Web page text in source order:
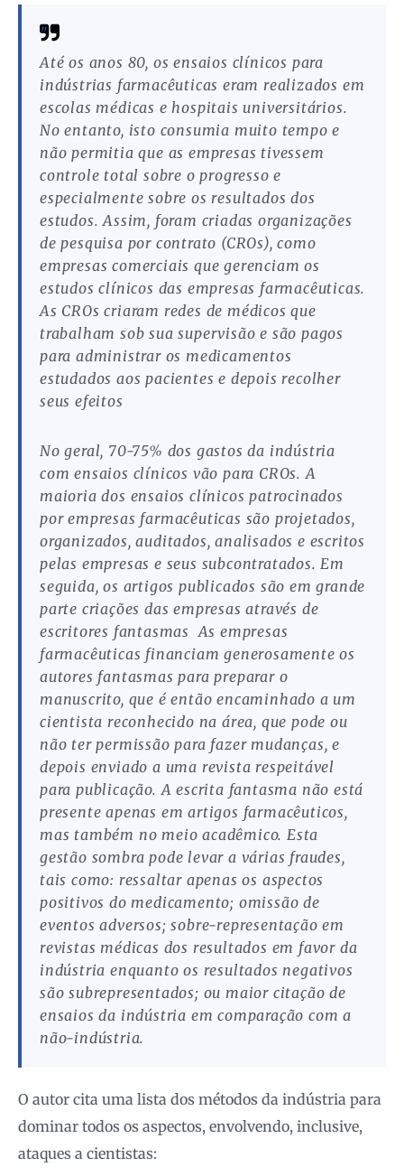
Até os anos 80, os ensaios clínicos para
indústrias farmacêuticas eram realizados em
escolas médicas e hospitais universitários.
No entanto, isto consumia muito tempo e
não permitia que as empresas tivessem
controle total sobre o progresso e
especialmente sobre os resultados dos
estudos. Assim, foram criadas organizações
de pesquisa por contrato (CROs), como
empresas comerciais que gerenciam os
estudos clínicos das empresas farmacêuticas.
As CROs criaram redes de médicos que
trabalham sob sua supervisão e são pagos
para administrar os medicamentos
estudados aos pacientes e depois recolher
seus efeitos
No geral, 70-75% dos gastos da indústria
com ensaios clínicos vão para CROs. A
maioria dos ensaios clínicos patrocinados
por empresas farmacêuticas são projetados,
organizados, auditados, analisados e escritos
pelas empresas e seus subcontratados. Em
seguida, os artigos publicados são em grande
parte criações das empresas através de
escritores fantasmas As empresas
farmacêuticas financiam generosamente os
autores fantasmas para preparar o
manuscrito, que é então encaminhado a um
cientista reconhecido na área, que pode ou
não ter permissão para fazer mudanças, e
depois enviado a uma revista respeitável
para publicação. A escrita fantasma não está
presente apenas em artigos farmacêuticos,
mas também no meio acadêmico. Esta
gestão sombra pode levar a várias fraudes,
tais como: ressaltar apenas os aspectos
positivos do medicamento; omissão de
eventos adversos; sobre-representação em
revistas médicas dos resultados em favor da
indústria enquanto os resultados negativos
são subrepresentados; ou maior citação de
ensaios da indústria em comparação com a
não-indústria.
O autor cita uma lista dos métodos da indústria para
dominar todos os aspectos, envolvendo, inclusive,
ataques a cientistas: